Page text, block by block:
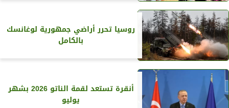
روسيا تحرر أراضي جمهورية لوغانسك
بالكامل
أنقرة تستعد لقمة الناتو 2026 بشهر
يوليو